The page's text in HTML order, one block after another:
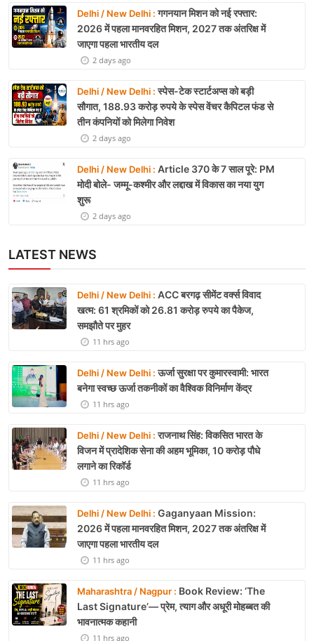
Delhi / New Delhi :गगनयान मिशन को नई रफ्तार:
2026 में पहला मानवरहित मिशन, 2027 तक अंतरिक्ष में
जाएगा पहला भारतीय दल
2 days ago
Delhi / New Delhi :स्पेस-टेक स्टार्टअप्स को बड़ी
सौगात, 188.93 करोड़ रुपये के स्पेस वेंचर कैपिटल फंड से
तीन कंपनियों को मिलेगा निवेश
2 days ago
Delhi / New Delhi : Article 370 के 7 साल पूरे: PM
मोदी बोले- जम्मू-कश्मीर और लद्दाख में विकास का नया युग
शुरू
2 days ago
LATEST NEWS
Delhi / New Delhi : ACC बरगढ़ सीमेंट वर्क्स विवाद
खत्म: 61 श्रमिकों को 26.81 करोड़ रुपये का पैकेज,
समझौते पर मुहर
11 hrs ago
Delhi / New Delhi :ऊर्जा सुरक्षा पर कुमारस्वामी: भारत
बनेगा स्वच्छ ऊर्जा तकनीकों का वैश्विक विनिर्माण केंद्र
11 hrs ago
Delhi / New Delhi :राजनाथ सिंह: विकसित भारत के
विजन में प्रादेशिक सेना की अहम भूमिका, 10 करोड़ पौधे
लगाने का रिकॉर्ड
11 hrs ago
Delhi / New Delhi : Gaganyaan Mission:
2026 में पहला मानवरहित मिशन, 2027 तक अंतरिक्ष में
जाएगा पहला भारतीय दल
11 hrs ago
Maharashtra / Nagpur : Book Review: ‘The
Last Signature’— प्रेम, त्याग और अधूरी मोहब्बत की
भावनात्मक कहानी
11 hrs ago